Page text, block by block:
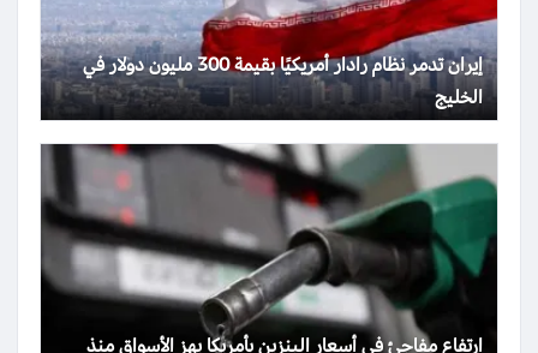
إيران تدمر نظام رادار أمريكيًا بقيمة 300 مليون دولار في
الخليج
ارتفاع مفاجئ في أسعار البنزين بأمريكا يهز الأسواق منذ